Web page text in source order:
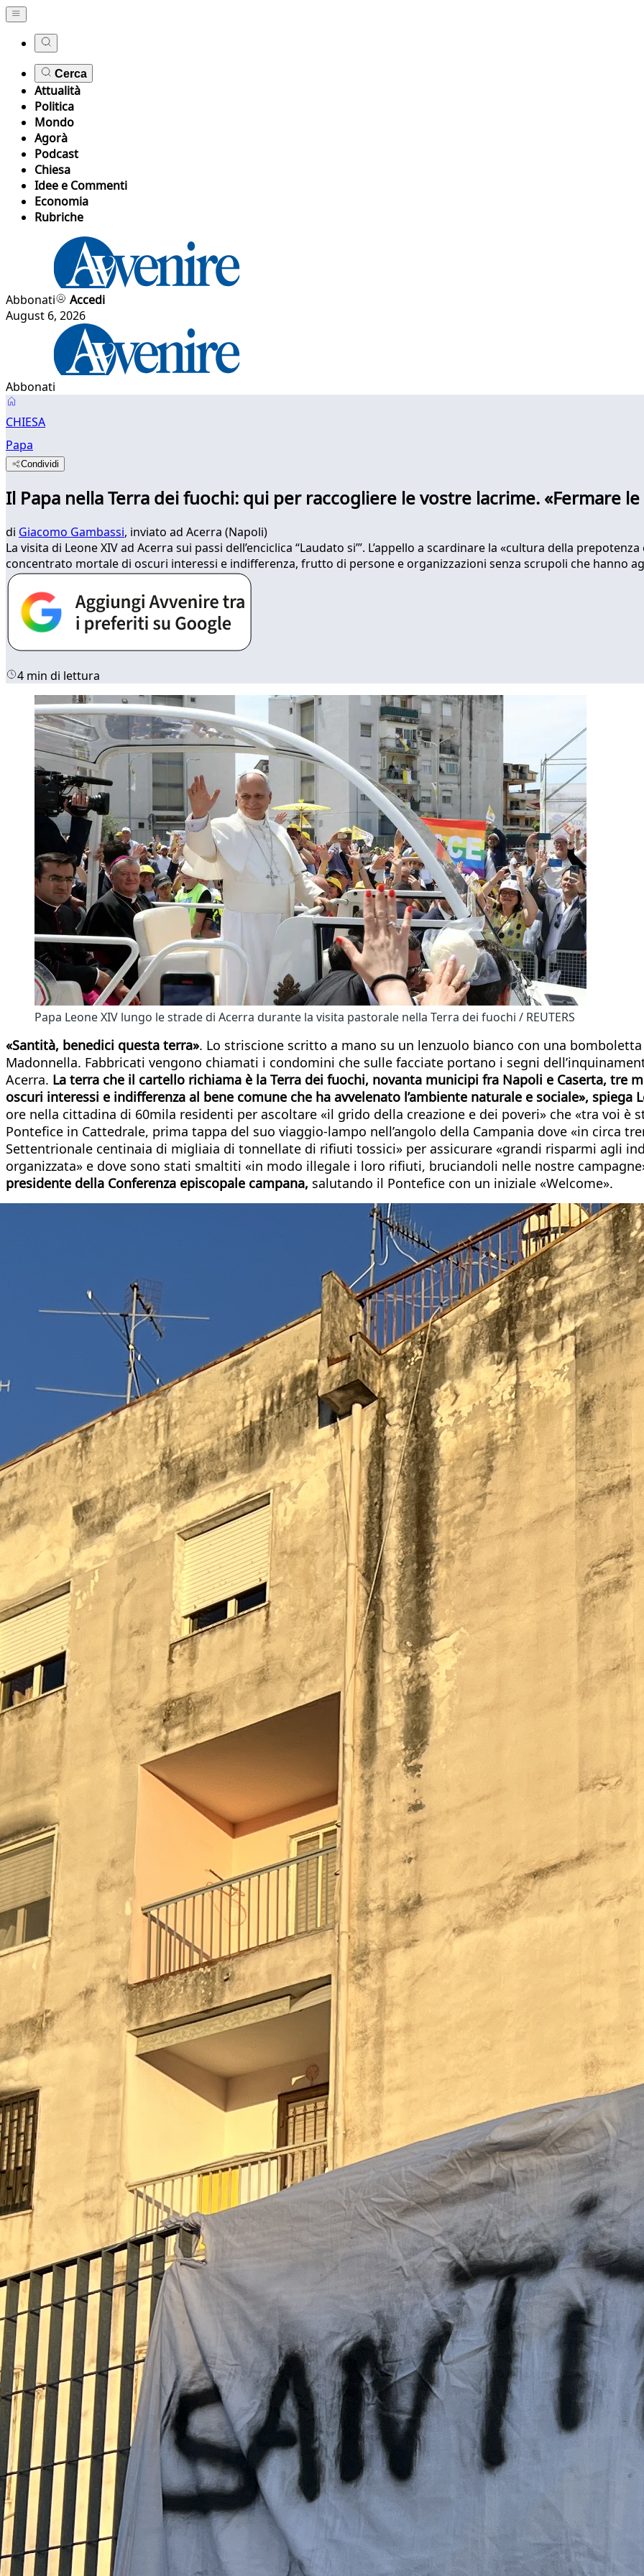
Cerca
Attualità
Politica
Mondo
Agorà
Podcast
Chiesa
Idee e Commenti
Economia
Rubriche
Abbonati
Accedi
August 6, 2026
Abbonati
CHIESA
Papa
Condividi
Il Papa nella Terra dei fuochi: qui per raccogliere le vostre lacrime. «Fermare
di Giacomo Gambassi, inviato ad Acerra (Napoli)
La visita di Leone XIV ad Acerra sui passi dell’enciclica “Laudato si’”. L’appello a scardinare la «cultura della
concentrato mortale di oscuri interessi e indifferenza, frutto di persone e organizzazioni senza scrupoli che hanno
4 min di lettura
Papa Leone XIV lungo le strade di Acerra durante la visita pastorale nella Terra dei fuochi / REUTERS
«Santità, benedici questa terra». Lo striscione scritto a mano su un lenzuolo bianco con una
Madonnella. Fabbricati vengono chiamati i condomini che sulle facciate portano i segni
Acerra. La terra che il cartello richiama è la Terra dei fuochi, novanta municipi fra Napoli e Caserta, tre
oscuri interessi e indifferenza al bene comune che ha avvelenato l’ambiente naturale e sociale», spiega
ore nella cittadina di 60mila residenti per ascoltare «il grido della creazione e dei poveri» che «tra voi
Pontefice in Cattedrale, prima tappa del suo viaggio-lampo nell’angolo della Campania dove «in circa
Settentrionale centinaia di migliaia di tonnellate di rifiuti tossici» per assicurare «grandi risparmi agli
organizzata» e dove sono stati smaltiti «in modo illegale i loro rifiuti, bruciandoli nelle nostre
presidente della Conferenza episcopale campana, salutando il Pontefice con un iniziale «Welcome».